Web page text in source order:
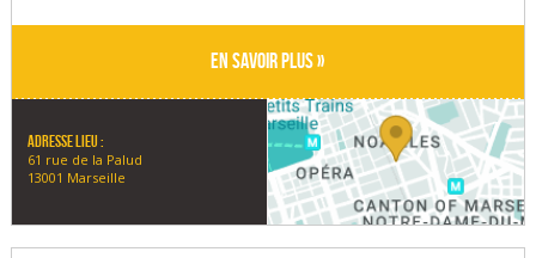
En savoir plus »
Adresse lieu :
61 rue de la Palud
13001 Marseille